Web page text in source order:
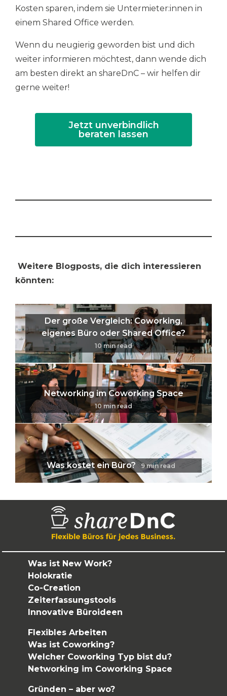
Kosten sparen, indem sie Untermieter:innen in
einem Shared Office werden.
Wenn du neugierig geworden bist und dich
weiter informieren möchtest, dann wende dich
am besten direkt an shareDnC – wir helfen dir
gerne weiter!
Jetzt unverbindlich
beraten lassen
Weitere Blogposts, die dich interessieren
könnten:
Der große Vergleich: Coworking,
eigenes Büro oder Shared Office?
10 min read
Networking im Coworking Space
10 min read
Was kostet ein Büro? 9min read
Was ist New Work?
Holokratie
Co-Creation
Zeiterfassungstools
Innovative Büroideen
Flexibles Arbeiten
Was ist Coworking?
Welcher Coworking Typ bist du?
Networking im Coworking Space
Gründen – aber wo?